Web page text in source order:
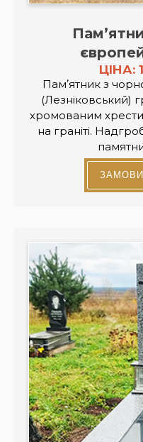
ЦІНА:
Памʼятник з
(Лезніковський)
хромованим
на граніті.